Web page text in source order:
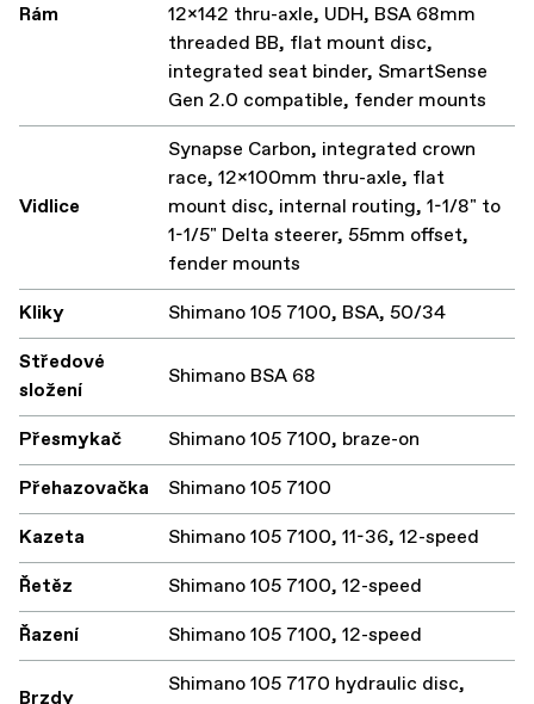
Rám
12x142 thru-axle, UDH, BSA 68mm
threaded BB, flat mount disc,
integrated seat binder, SmartSense
Gen 2.0 compatible, fender mounts
Vidlice
Synapse Carbon, integrated crown
race, 12x100mm thru-axle, flat
mount disc, internal routing, 1-1/8" to
1-1/5" Delta steerer, 55mm offset,
fender mounts
Kliky
Shimano 105 7100, BSA, 50/34
Středové
složení
Shimano BSA 68
Přesmykač
Shimano 105 7100, braze-on
Přehazovačka
Shimano 105 7100
Kazeta
Shimano 105 7100, 11-36, 12-speed
Řetěz
Shimano 105 7100, 12-speed
Řazení
Shimano 105 7100, 12-speed
Brzdy
Shimano 105 7170 hydraulic disc,